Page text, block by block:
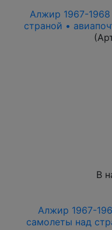
Алжир 1967-1968
страной •
В
Алжир 1967-
самолеты над